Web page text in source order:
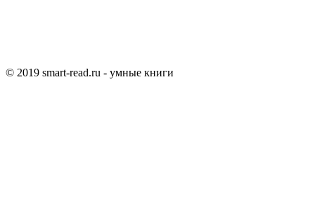
© 2019 smart-read.ru - умные книги